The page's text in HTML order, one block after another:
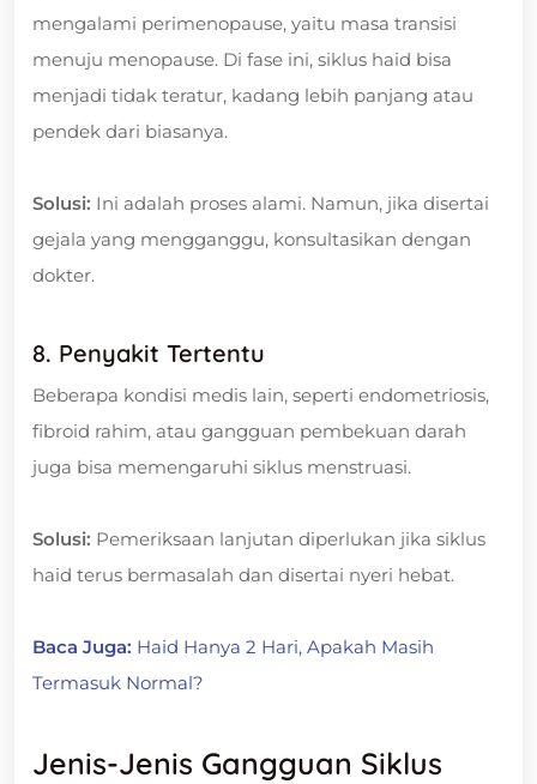
mengalami perimenopause, yaitu masa transisi
menuju menopause. Di fase ini, siklus haid bisa
menjadi tidak teratur, kadang lebih panjang atau
pendek dari biasanya.
Solusi: Ini adalah proses alami. Namun, jika disertai
gejala yang mengganggu, konsultasikan dengan
dokter.
8. Penyakit Tertentu
Beberapa kondisi medis lain, seperti endometriosis,
fibroid rahim, atau gangguan pembekuan darah
juga bisa memengaruhi siklus menstruasi.
Solusi: Pemeriksaan lanjutan diperlukan jika siklus
haid terus bermasalah dan disertai nyeri hebat.
Baca Juga: Haid Hanya 2 Hari, Apakah Masih
Termasuk Normal?
Jenis-Jenis Gangguan Siklus